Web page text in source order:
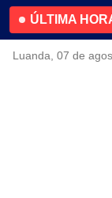
ÚLTIMA
Luanda, 07 de